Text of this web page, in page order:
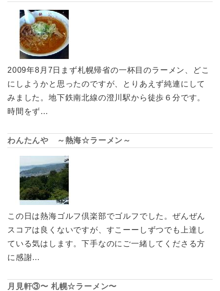
2009年8月7日まず札幌帰省の一杯目のラーメン、どこ
にしようかと思ったのですが、とりあえず純連にして
みました。地下鉄南北線の澄川駅から徒歩６分です。
時間をず…
わんたんや ～熱海☆ラーメン～
この日は熱海ゴルフ倶楽部でゴルフでした。ぜんぜん
スコアは良くないですが、すこーーしずつでも上達し
ている気はします。下手なのにご一緒してくださる方
に感謝…
月見軒③〜 札幌☆ラーメン〜